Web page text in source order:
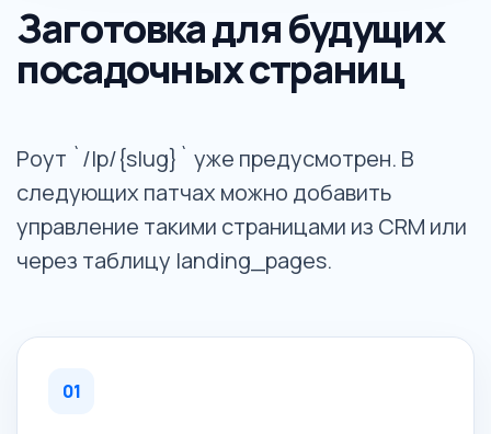
Заготовка для будущих
посадочных страниц
Роут `/lp/{slug}` уже предусмотрен. В
следующих патчах можно добавить
управление такими страницами из CRM или
через таблицу landing_pages.
01